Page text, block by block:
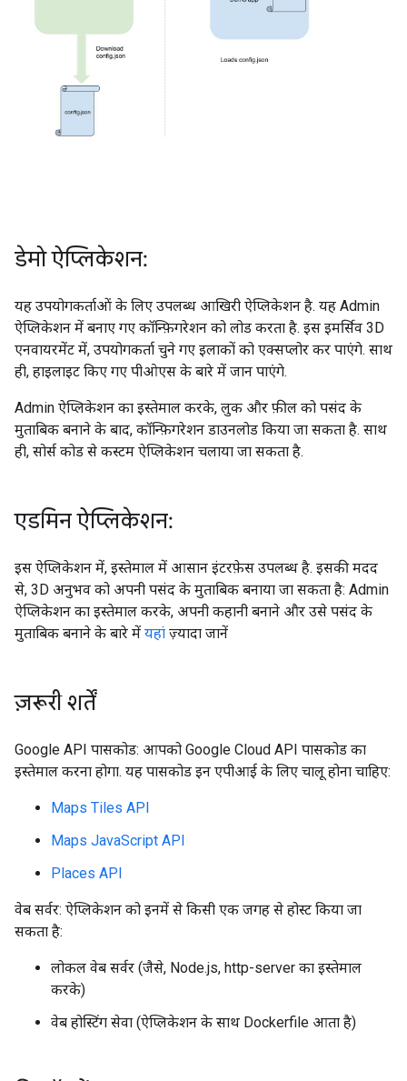
डेमो ऐप्लिकेशन:
यह उपयोगकर्ताओं के लिए उपलब्ध आखिरी ऐप्लिकेशन है. यह Admin
ऐप्लिकेशन में बनाए गए कॉन्फ़िगरेशन को लोड करता है. इस इमर्सिव 3D
एनवायरमेंट में, उपयोगकर्ता चुने गए इलाकों को एक्सप्लोर कर पाएंगे. साथ
ही, हाइलाइट किए गए पीओएस के बारे में जान पाएंगे.
Admin ऐप्लिकेशन का इस्तेमाल करके, लुक और फ़ील को पसंद के
मुताबिक बनाने के बाद, कॉन्फ़िगरेशन डाउनलोड किया जा सकता है. साथ
ही, सोर्स कोड से कस्टम ऐप्लिकेशन चलाया जा सकता है.
एडमिन ऐप्लिकेशन:
इस ऐप्लिकेशन में, इस्तेमाल में आसान इंटरफ़ेस उपलब्ध है. इसकी मदद
से, 3D अनुभव को अपनी पसंद के मुताबिक बनाया जा सकता है: Admin
ऐप्लिकेशन का इस्तेमाल करके, अपनी कहानी बनाने और उसे पसंद के
मुताबिक बनाने के बारे में यहां ज़्यादा जानें
ज़रूरी शर्तें
Google API पासकोड: आपको Google Cloud API पासकोड का
इस्तेमाल करना होगा. यह पासकोड इन एपीआई के लिए चालू होना चाहिए:
Maps Tiles API
Maps JavaScript API
Places API
वेब सर्वर: ऐप्लिकेशन को इनमें से किसी एक जगह से होस्ट किया जा
सकता है:
लोकल वेब सर्वर (जैसे, Node.js, http-server का इस्तेमाल
करके)
वेब होस्टिंग सेवा (ऐप्लिकेशन के साथ Dockerfile आता है)